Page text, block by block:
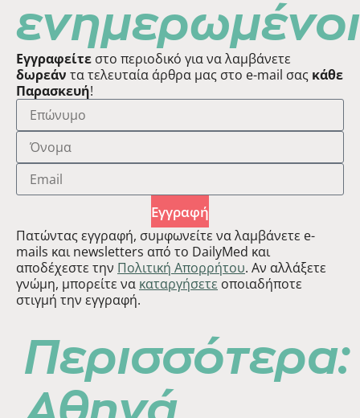
ενημερωμένοι
Εγγραφείτε στο περιοδικό για να λαμβάνετε
δωρεάν τα τελευταία άρθρα μας στο e-mail σας κάθε
Παρασκευή!
Εγγραφή
Πατώντας εγγραφή, συμφωνείτε να λαμβάνετε e-
mails και newsletters από το DailyMed και
αποδέχεστε την Πολιτική Απορρήτου. Αν αλλάξετε
γνώμη, μπορείτε να καταργήσετε οποιαδήποτε
στιγμή την εγγραφή.
Περισσότερα: